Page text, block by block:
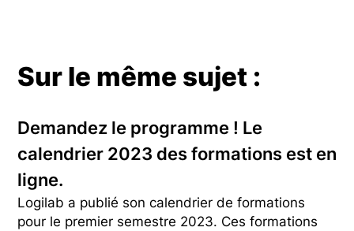
Sur le même sujet :
Demandez le programme ! Le
calendrier 2023 des formations est en
ligne.
Logilab a publié son calendrier de formations
pour le premier semestre 2023. Ces formations